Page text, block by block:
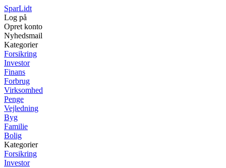
SparLidt
Log på
Opret konto
Nyhedsmail
Kategorier
Forsikring
Investor
Finans
Forbrug
Virksomhed
Penge
Vejledning
Byg
Familie
Bolig
Kategorier
Forsikring
Investor